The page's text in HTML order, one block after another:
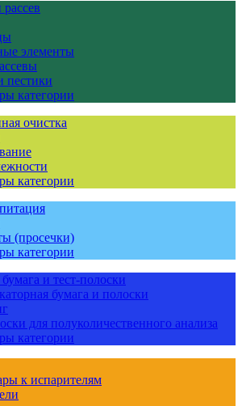
элементы
пестики
категории
очистка
категории
(просечки)
категории
и тест-полоски
бумага и полоски
для полуколичественного анализа
категории
к испарителям